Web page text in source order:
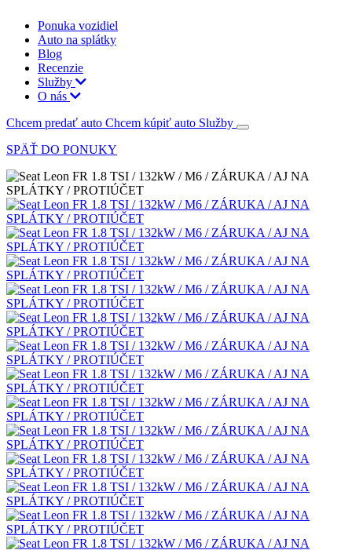
Ponuka vozidiel
Auto na splátky
Blog
Recenzie
Služby
O nás
Chcem predať auto Chcem kúpiť auto Služby
SPÄŤ DO PONUKY